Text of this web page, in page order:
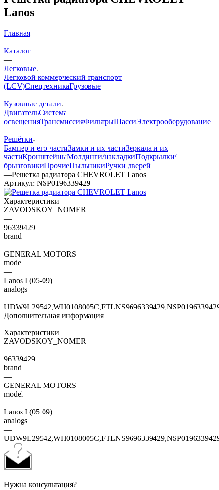
Lanos
Главная
—
Каталог
—
Легковые
Легковой коммерческий транспорт
(LCV)СпецтехникаГрузовые
—
Кузовные детали
ДвигательСистема
освещенияТрансмиссияФильтрыШассиЭлектрооборудование
—
Решётки
Бампер и его частиЗамки и их частиЗеркала и их
частиКронштейныМолдинги/накладкиПодкрылки/
брызговикиПрочиеПыльникиРучки дверей
—Решетка радиатора CHEVROLET Lanos
Артикул: NSP0196339429
Характеристики
ZAVODSKOY_NOMER
—
96339429
brand
—
GENERAL MOTORS
model
—
Lanos I (05-09)
analogs
—
Дополнительная информация
Характеристики
ZAVODSKOY_NOMER
—
96339429
brand
—
GENERAL MOTORS
model
—
Lanos I (05-09)
analogs
—
Нужна консультация?